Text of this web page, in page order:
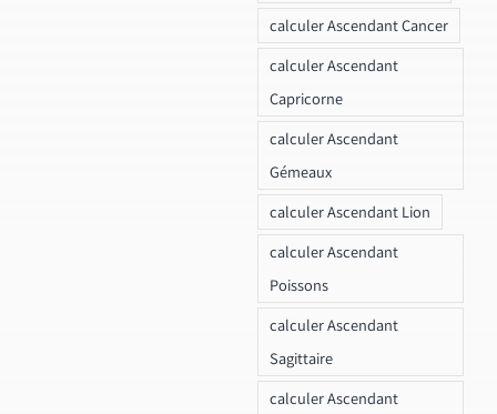
calculer Ascendant Cancer
calculer Ascendant
Capricorne
calculer Ascendant
Gémeaux
calculer Ascendant Lion
calculer Ascendant
Poissons
calculer Ascendant
Sagittaire
calculer Ascendant